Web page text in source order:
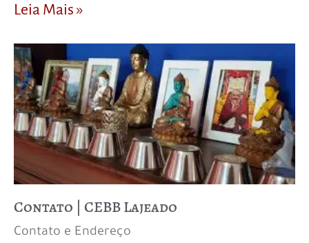
Leia Mais »
Contato | CEBB Lajeado
Contato e Endereço